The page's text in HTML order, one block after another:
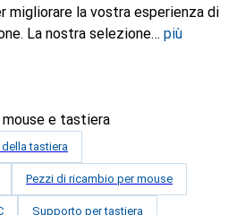
la vostra esperienza di
La nostra selezione
più
e tastiera
tastiera
Pezzi di ricambio per mouse
Supporto per tastiera